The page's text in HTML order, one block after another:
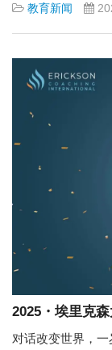
教育新闻
2025・埃里克
对话改变世界，